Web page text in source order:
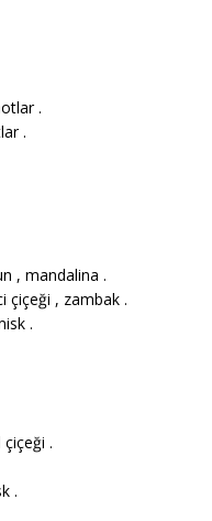
.
.
, mandalina .
çiçeği , zambak .
.
.
.